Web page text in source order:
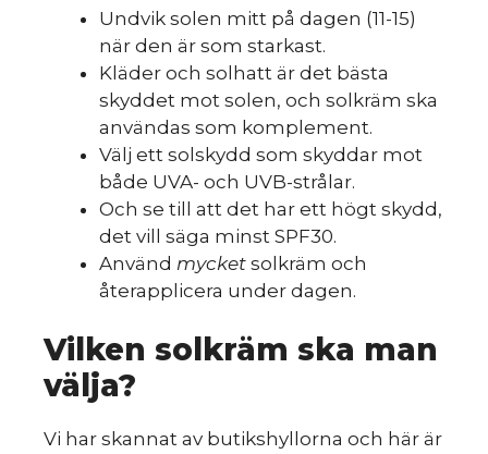
Undvik solen mitt på dagen (11-15)
när den är som starkast.
Kläder och solhatt är det bästa
skyddet mot solen, och solkräm ska
användas som komplement.
Välj ett solskydd som skyddar mot
både UVA- och UVB-strålar.
Och se till att det har ett högt skydd,
det vill säga minst SPF30.
Använd mycket solkräm och
återapplicera under dagen.
Vilken solkräm ska man
välja?
Vi har skannat av butikshyllorna och här är